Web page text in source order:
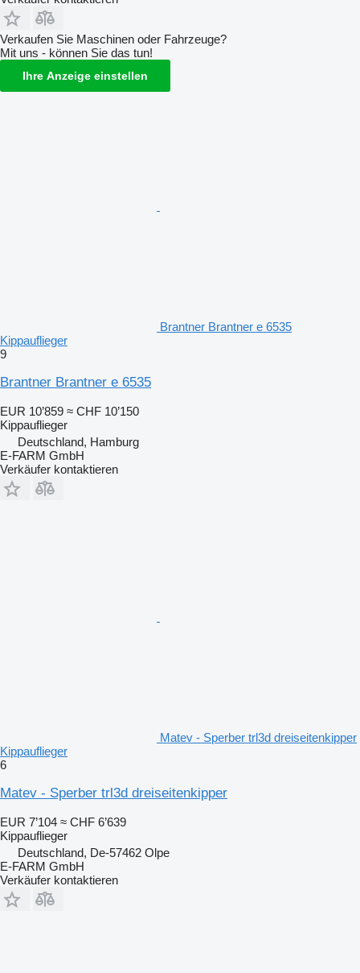
Verkaufen Sie Maschinen oder Fahrzeuge?
Mit uns - können Sie das tun!
Ihre Anzeige einstellen
Brantner Brantner e 6535
Kippauflieger
9
Brantner Brantner e 6535
EUR 10’859 ≈ CHF 10’150
Kippauflieger
Deutschland, Hamburg
E-FARM GmbH
Verkäufer kontaktieren
Matev - Sperber trl3d dreiseitenkipper
Kippauflieger
6
Matev - Sperber trl3d dreiseitenkipper
EUR 7’104 ≈ CHF 6’639
Kippauflieger
Deutschland, De-57462 Olpe
E-FARM GmbH
Verkäufer kontaktieren